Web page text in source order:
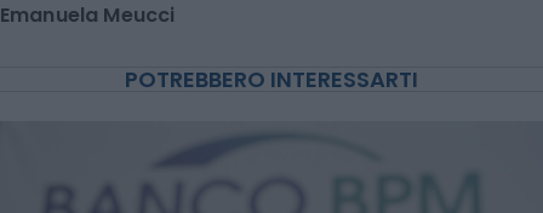
Emanuela Meucci
POTREBBERO INTERESSARTI